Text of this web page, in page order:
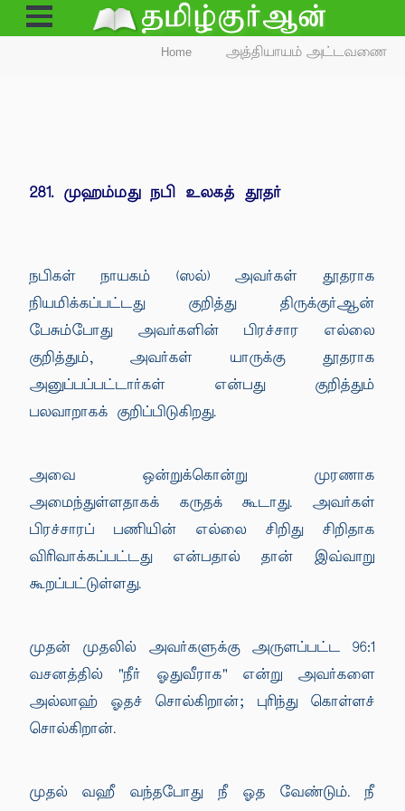
Open
Menu
Home அத்தியாயம் அட்டவணை
281. முஹம்மது நபி உலகத் தூதர்
நபிகள் நாயகம் (ஸல்) அவர்கள் தூதராக
நியமிக்கப்பட்டது குறித்து திருக்குர்ஆன்
பேசும்போது அவர்களின் பிரச்சார எல்லை
குறித்தும், அவர்கள் யாருக்கு தூதராக
அனுப்பப்பட்டார்கள் என்பது குறித்தும்
பலவாறாகக் குறிப்பிடுகிறது.
அவை ஒன்றுக்கொன்று முரணாக
அமைந்துள்ளதாகக் கருதக் கூடாது. அவர்கள்
பிரச்சாரப் பணியின் எல்லை சிறிது சிறிதாக
விரிவாக்கப்பட்டது என்பதால் தான் இவ்வாறு
கூறப்பட்டுள்ளது.
முதன் முதலில் அவர்களுக்கு அருளப்பட்ட 96:1
வசனத்தில் "நீர் ஓதுவீராக" என்று அவர்களை
அல்லாஹ் ஓதச் சொல்கிறான்; புரிந்து கொள்ளச்
சொல்கிறான்.
முதல் வஹீ வந்தபோது நீ ஓத வேண்டும். நீ